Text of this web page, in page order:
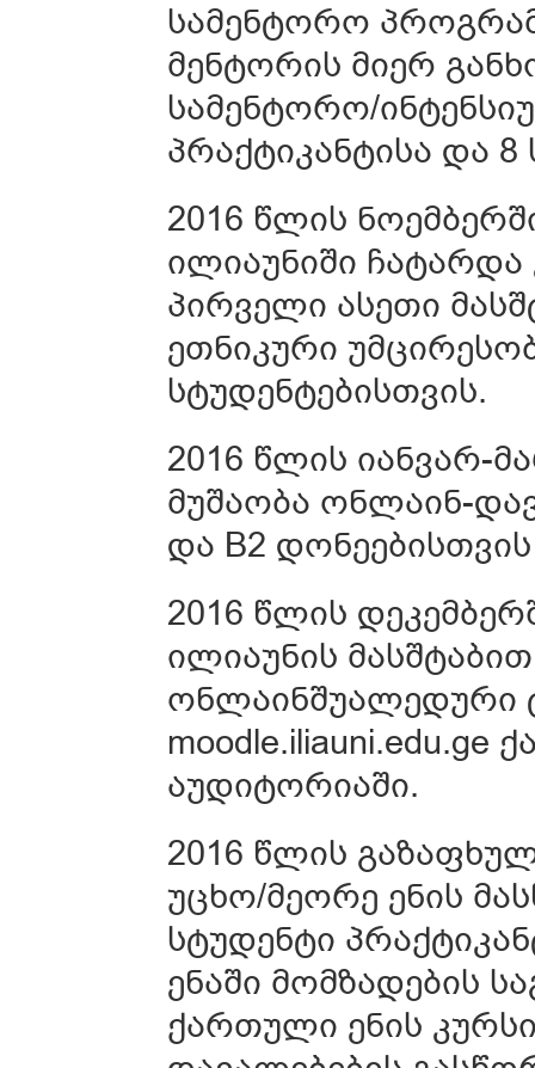
სამენტორო
მენტორის მიერ
სამენტორო/
პრაქტიკანტისა და
2016 წლის
ილიაუნიში
პირველი ასეთი
ეთნიკური
სტუდენტებისთვის.
2016 წლის იანვარ-
მუშაობა ონლაინ-
და B2
2016 წლის
ილიაუნის
ონლაინშუალედური
აუდიტორიაში.
2016 წლის
უცხო/მეორე ენის
სტუდენტი
ენაში მომზადების
ქართული ენის